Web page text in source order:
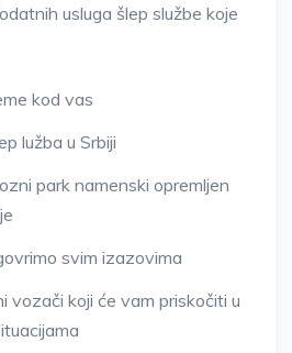
usluga šlep službe koje
kod vas
lužba u Srbiji
park namenski opremljen
svim izazovima
vozači koji će vam priskočiti u